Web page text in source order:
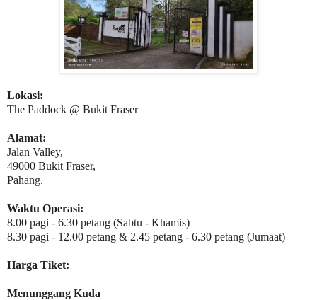
Lokasi:
The Paddock @ Bukit Fraser
Alamat:
Jalan Valley,
49000 Bukit Fraser,
Pahang.
Waktu Operasi:
8.00 pagi - 6.30 petang (Sabtu - Khamis)
8.30 pagi - 12.00 petang & 2.45 petang - 6.30 petang (Jumaat)
Harga Tiket:
Menunggang Kuda